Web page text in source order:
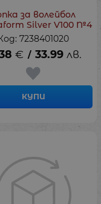
за волейбол
Silver V100 №4
7238401020
€ / 33.99 лв.
КУПИ